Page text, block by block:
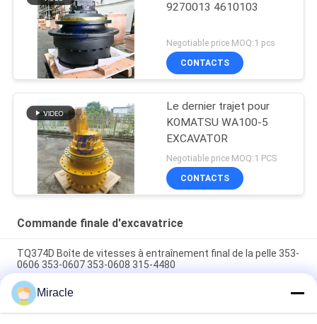
9270013 4610103
Negotiable price MOQ:1 pcs
CONTACTS
Le dernier trajet pour
KOMATSU WA100-5
EXCAVATOR
Negotiable price MOQ:1 PCS
CONTACTS
Commande finale d'excavatrice
TQ374D Boîte de vitesses à entraînement final de la pelle 353-
0606 353-0607 353-0608 315-4480
353-0528 333-3036 Excavateur à entraînement final moteur
hydraulique adapté TQ345D TQ349D
Miracle